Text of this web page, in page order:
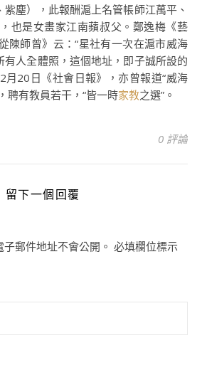
紫塵），此報酬滬上名管帳師江萬平、
也是女畫家江南蘋叔父。鄭逸梅《藝
陳師曾》云：“星社有一次在滬市威海
人全體照，這個地址，即子誠所設的
月20日《社會日報》，亦曾報道“威海
聘有教員若干，“皆一時家教之選”。
0 評論
留下一個回覆
郵件地址不會公開。 必填欄位標示